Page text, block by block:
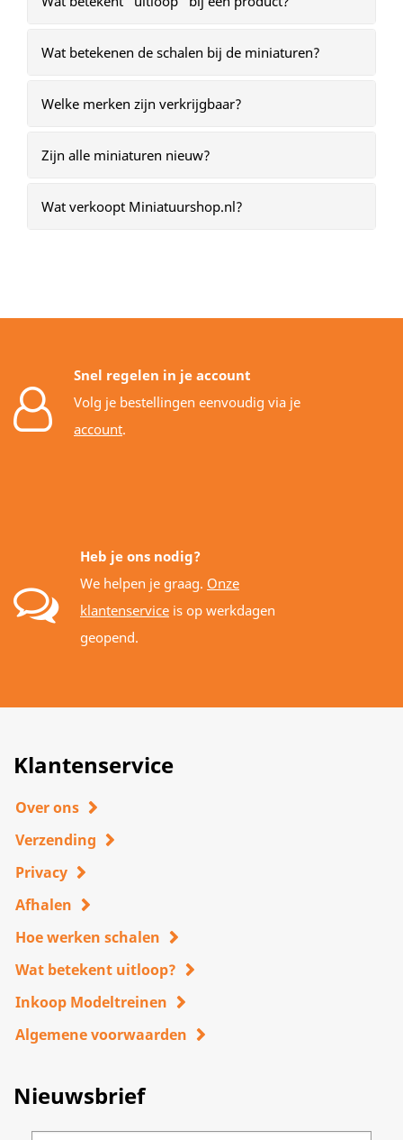
Wat betekenen de schalen bij de miniaturen?
Welke merken zijn verkrijgbaar?
Zijn alle miniaturen nieuw?
Wat verkoopt Miniatuurshop.nl?
Snel regelen in je account
Volg je bestellingen eenvoudig via je
account.
Heb je ons nodig?
We helpen je graag. Onze
klantenservice is op werkdagen
geopend.
Klantenservice
Over ons
Verzending
Privacy
Afhalen
Hoe werken schalen
Wat betekent uitloop?
Inkoop Modeltreinen
Algemene voorwaarden
Nieuwsbrief